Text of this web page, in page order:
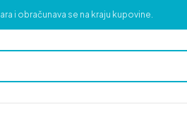
i obračunava se na kraju kupovine.